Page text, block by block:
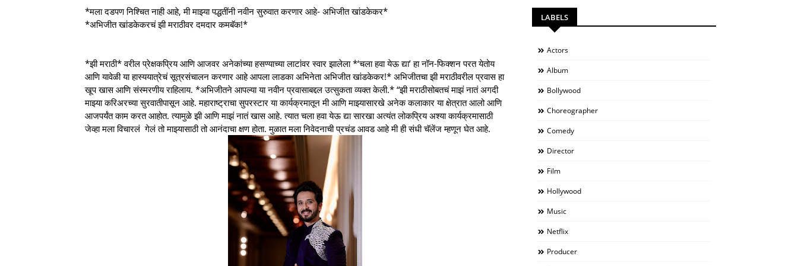
*मला दडपण निश्चित नाही आहे, मी माझ्या पद्धतींनी नवीन सुरुवात करणार आहे- अभिजीत खांडकेकर*
*अभिजीत खांडकेकरचं झी मराठीवर दमदार कमबॅक!*
*झी मराठी* वरील प्रेक्षकप्रिय आणि आजवर अनेकांच्या हसण्याच्या लाटांवर स्वार झालेला *‘चला हवा येऊ द्या’ हा नॉन-फिक्शन परत येतोय
आणि यावेळी या हास्ययात्रेचं सूत्रसंचालन करणार आहे आपला लाडका अभिनेता अभिजीत खांडकेकर!* अभिजीतचा झी मराठीवरील प्रवास हा
खूप खास आणि संस्मरणीय राहिलाय. *अभिजीतने आपल्या या नवीन प्रवासाबद्दल उत्सुकता व्यक्त केली.* “झी मराठीसोबतचं माझं नातं अगदी
माझ्या करिअरच्या सुरवातीपासून आहे. महाराष्ट्राचा सुपरस्टार या कार्यक्रमातून मी आणि माझ्यासारखे अनेक कलाकार या क्षेत्रात आलो आणि
आजपर्यंत काम करत आहोत. त्यामुळे झी आणि माझं नातं खास आहे. त्यात चला हवा येऊ द्या सारखा अत्यंत लोकप्रिय अश्या कार्यक्रमासाठी
जेव्हा मला विचारलं गेलं तो माझ्यासाठी तो आनंदाचा क्षण होता. मुळात मला निवेदनाची प्रचंड आवड आहे मी ही संधी चॅलेंज म्हणून घेत आहे.
LABELS
Actors
Album
Bollywood
Choreographer
Comedy
Director
Film
Hollywood
Music
Netflix
Producer